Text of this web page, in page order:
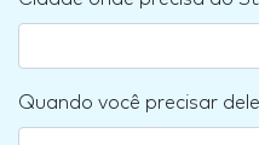
Quando você precisar dele